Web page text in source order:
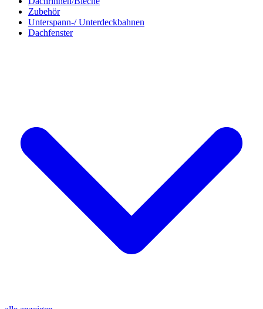
Zubehör
Unterspann-/ Unterdeckbahnen
Dachfenster